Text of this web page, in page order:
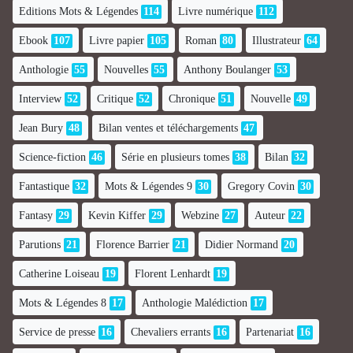
Editions Mots & Légendes 114 Livre numérique 112
Ebook 107 Livre papier 105 Roman 80 Illustrateur 64
Anthologie 55 Nouvelles 55 Anthony Boulanger 53
Interview 52 Critique 52 Chronique 51 Nouvelle 49
Jean Bury 48 Bilan ventes et téléchargements 47
Science-fiction 46 Série en plusieurs tomes 38 Bilan 32
Fantastique 32 Mots & Légendes 9 30 Gregory Covin 30
Fantasy 29 Kevin Kiffer 29 Webzine 27 Auteur 22
Parutions 21 Florence Barrier 21 Didier Normand 20
Catherine Loiseau 19 Florent Lenhardt 19
Mots & Légendes 8 17 Anthologie Malédiction 17
Service de presse 16 Chevaliers errants 16 Partenariat 16